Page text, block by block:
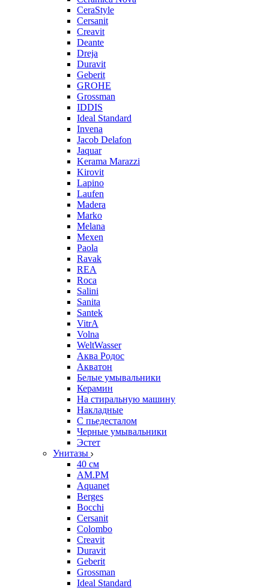
CeraStyle
Cersanit
Creavit
Deante
Dreja
Duravit
Geberit
GROHE
Grossman
IDDIS
Ideal Standard
Invena
Jacob Delafon
Jaquar
Kerama Marazzi
Kirovit
Lapino
Laufen
Madera
Marko
Melana
Mexen
Paola
Ravak
REA
Roca
Salini
Sanita
Santek
VitrA
Volna
WeltWasser
Аква Родос
Акватон
Белые умывальники
Керамин
На стиральную машину
Накладные
С пьедесталом
Черные умывальники
Эстет
Унитазы
40 см
AM.PM
Aquanet
Berges
Bocchi
Cersanit
Colombo
Creavit
Duravit
Geberit
Grossman
Ideal Standard